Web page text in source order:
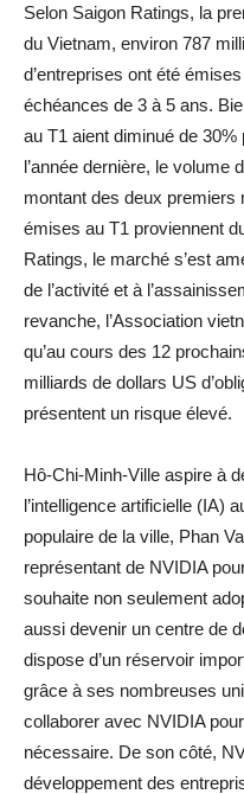
Selon Saigon Ratings, la
du Vietnam, environ 787
d’entreprises ont été
échéances de 3 à 5 ans.
au T1 aient diminué de
l’année dernière, le volume
montant des deux premiers
émises au T1 proviennent
Ratings, le marché s’est
de l’activité et à
revanche, l’Association
qu’au cours des 12
milliards de dollars US
présentent un risque élevé.
Hô-Chi-Minh-Ville aspire à
l’intelligence artificielle (IA)
populaire de la ville, Phan
représentant de NVIDIA
souhaite non seulement
aussi devenir un centre de
dispose d’un réservoir
grâce à ses nombreuses
collaborer avec NVIDIA
nécessaire. De son côté,
développement des